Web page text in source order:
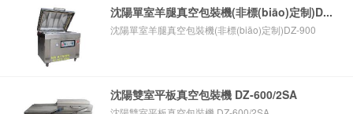
沈陽單室羊腿真空包裝機(非標(biāo)定制)D...
沈陽單室羊腿真空包裝機(非標(biāo)定制)DZ-900
沈陽雙室平板真空包裝機 DZ-600/2SA